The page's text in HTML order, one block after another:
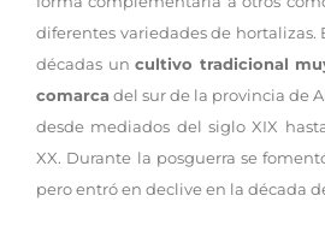
diferentes variedades de
décadas uncultivo tradicional
comarca del sur de la provincia de
desde mediados del siglo XIX
XX. Durante la posguerra se
pero entró en declive en la década